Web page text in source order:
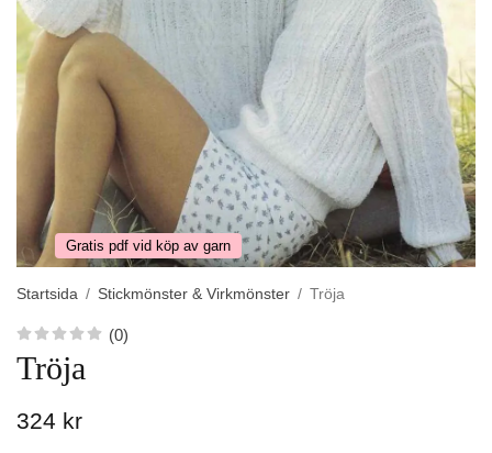
Gratis pdf vid köp av garn
Startsida / Stickmönster & Virkmönster / Tröja
(0)
Tröja
324 kr